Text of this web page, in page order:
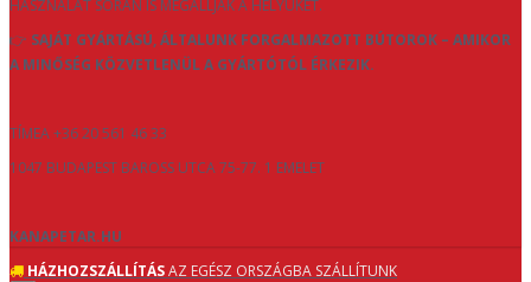
HASZNÁLAT SORÁN IS MEGÁLLJÁK A HELYÜKET.
👉 SAJÁT GYÁRTÁSÚ, ÁLTALUNK FORGALMAZOTT BÚTOROK – AMIKOR
A MINŐSÉG KÖZVETLENÜL A GYÁRTÓTÓL ÉRKEZIK.
TÍMEA +36 20 561 46 33
1047 BUDAPEST BAROSS UTCA 75-77. 1 EMELET
KANAPETAR.HU
HÁZHOZSZÁLLÍTÁSAZ EGÉSZ ORSZÁGBA SZÁLLÍTUNK